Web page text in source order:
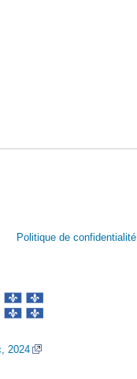
Politique de confidentialité
2024